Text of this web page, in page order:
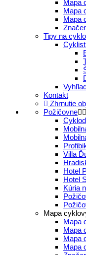
Mapa
Mapa
Mapa
Tipy na
Kontakt
Zhrnutie
Požičovne
Villa
Hotel
Hotel
Kúria
Mapa
Mapa
Mapa
Mapa
Mapa